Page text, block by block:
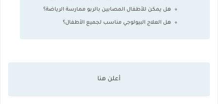
هل يمكن للأطفال المصابين بالربو ممارسة الرياضة؟
هل العلاج البيولوجي مناسب لجميع الأطفال؟